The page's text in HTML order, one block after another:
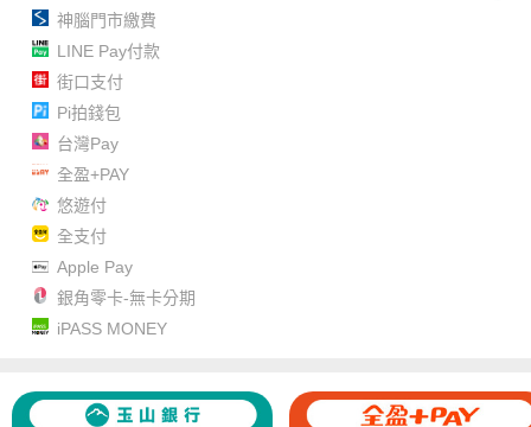
神腦門市繳費
LINE Pay付款
街口支付
Pi拍錢包
台灣Pay
全盈+PAY
悠遊付
全支付
Apple Pay
銀角零卡-無卡分期
iPASS MONEY